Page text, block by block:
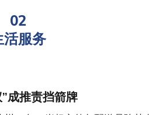
02
活服务
成推责挡箭牌